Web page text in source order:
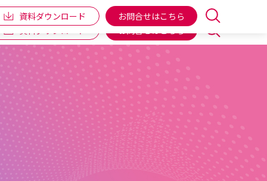
企業情報 IR情報 個人向け商品 ENGLISH
資料ダウンロード お問合せはこちら
資料ダウンロード お問合せはこちら